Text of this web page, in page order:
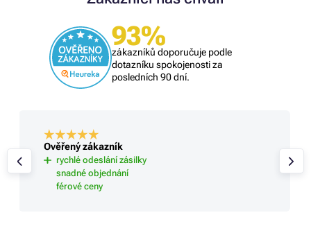
93%
zákazníků doporučuje podle
dotazníku spokojenosti za
posledních 90 dní.
Ověřený zákazník
rychlé odeslání zásilky
snadné objednání
férové ceny